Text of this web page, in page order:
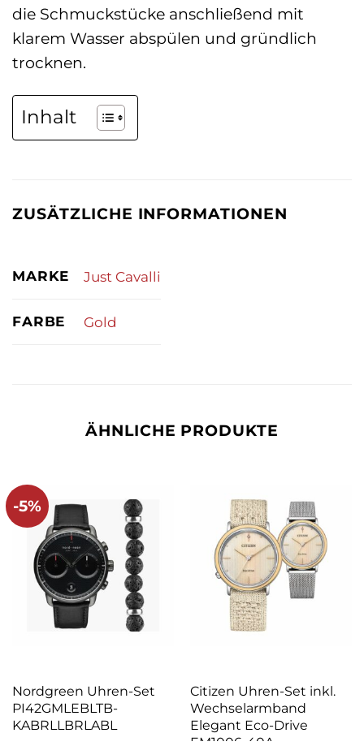
die Schmuckstücke anschließend mit
klarem Wasser abspülen und gründlich
trocknen.
Inhalt
ZUSÄTZLICHE INFORMATIONEN
MARKE Just Cavalli
FARBE Gold
ÄHNLICHE PRODUKTE
-5%
Nordgreen Uhren-Set
PI42GMLEBLTB-
KABRLLBRLABL
Citizen Uhren-Set inkl.
Wechselarmband
Elegant Eco-Drive
EM1006-40A